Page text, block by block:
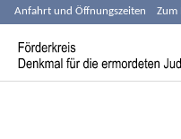
Anfahrt und Öffnungszeiten Zum